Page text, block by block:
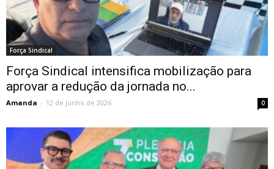
Força Sindical
Força Sindical intensifica mobilização para
aprovar a redução da jornada no...
Amanda - 12 de junho de 2026 0